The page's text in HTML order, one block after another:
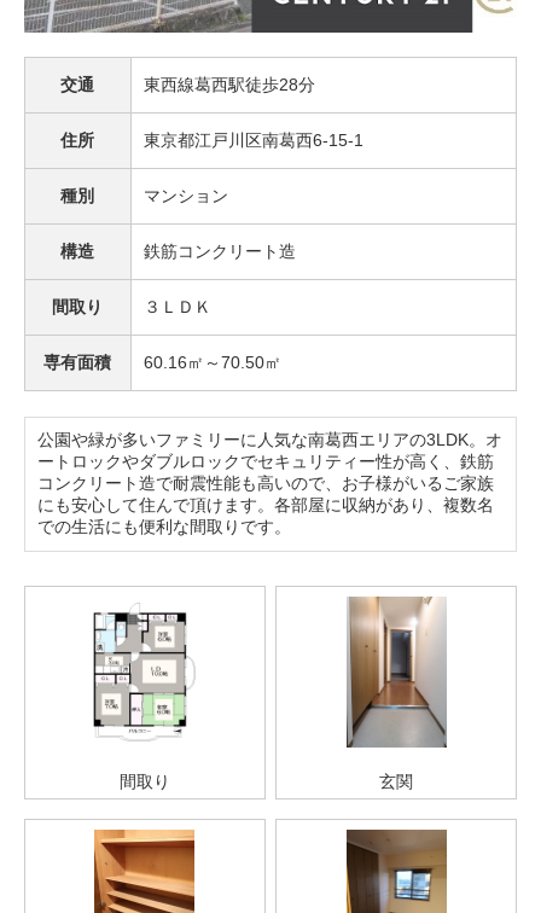
交通 東西線葛西駅徒歩28分
住所 東京都江戸川区南葛西6-15-1
種別 マンション
構造 鉄筋コンクリート造
間取り ３ＬＤＫ
専有面積 60.16㎡～70.50㎡
公園や緑が多いファミリーに人気な南葛西エリアの3LDK。オ
ートロックやダブルロックでセキュリティー性が高く、鉄筋
コンクリート造で耐震性能も高いので、お子様がいるご家族
にも安心して住んで頂けます。各部屋に収納があり、複数名
での生活にも便利な間取りです。
間取り 玄関